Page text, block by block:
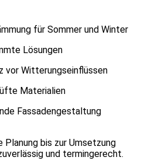
für Sommer und Winter
Lösungen
vor Witterungseinflüssen
Materialien
Fassadengestaltung
Planung bis zur Umsetzung
und termingerecht.